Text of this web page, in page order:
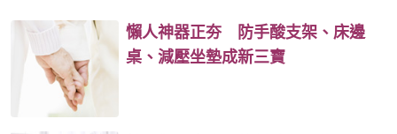
懶人神器正夯 防手酸支架、床邊
桌、減壓坐墊成新三寶